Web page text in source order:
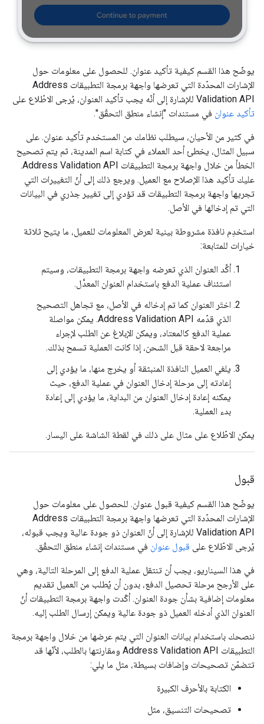
يوضّح هذا القسم كيفية تأكيد عنوان. للحصول على معلومات حول
الإشارات المحدّدة التي تعرضها واجهة برمجة التطبيقات Address
Validation API للإشارة إلى أنّه يجب تأكيد العنوان، يُرجى الاطّلاع على
تأكيد عنوان في مستندات "إنشاء منطق التحقّق".
في كثير من الأحيان، سيطلب نظامك من المستخدم تأكيد عنوان. على
سبيل المثال، يخطئ أحد العملاء في كتابة اسم المدينة، ثم يتم تصحيح
الخطأ من خلال واجهة برمجة التطبيقات Address Validation API.
عليك تأكيد هذا الإصلاح مع العميل. ويرجع ذلك إلى أنّ التغييرات التي
تجريها واجهة برمجة التطبيقات قد تؤدي إلى تغيير جذري في البيانات
التي تم إدخالها في الأصل.
استخدِم نافذة مشروطة بينية لعرض المعلومات للعميل، ما يتيح ثلاثة
خيارات للمتابعة:
أكِّد العنوان الذي تعرضه واجهة برمجة التطبيقات، وسيتم
استئناف عملية الدفع باستخدام العنوان المعدَّل.
اختَر العنوان كما تم إدخاله في الأصل، مع تجاهل التصحيح
الذي قدّمه Address Validation API. يمكن مواصلة
عملية الدفع كالمعتاد، ويمكن الإبلاغ عن الطلب لإجراء
مراجعة لاحقة قبل الشحن، إذا كانت العملية تسمح بذلك.
يلغي العميل النافذة المنبثقة أو يخرج منها، ما يؤدي إلى
إعادته إلى مرحلة إدخال العنوان في عملية الدفع، حيث
يمكنه إعادة إدخال العنوان من البداية، ما يؤدي إلى إعادة
بدء العملية.
يمكن الاطّلاع على مثال على ذلك في لقطة الشاشة على اليسار.
قبول
يوضّح هذا القسم كيفية قبول عنوان. للحصول على معلومات حول
الإشارات المحدّدة التي تعرضها واجهة برمجة التطبيقات Address
Validation API للإشارة إلى أنّ العنوان ذو جودة عالية ويجب قبوله،
يُرجى الاطّلاع على قبول عنوان في مستندات إنشاء منطق التحقّق.
في هذا السيناريو، يجب أن تنتقل عملية الدفع إلى المرحلة التالية، وهي
على الأرجح مرحلة تحصيل الدفع، بدون أن يُطلب من العميل تقديم
معلومات إضافية بشأن جودة العنوان. أكّدت واجهة برمجة التطبيقات أنّ
العنوان الذي أدخله العميل ذو جودة عالية ويمكن إرسال الطلب إليه.
ننصحك باستخدام بيانات العنوان التي يتم عرضها من خلال واجهة برمجة
التطبيقات Address Validation API ومقارنتها بالطلب، لأنّها قد
تتضمّن تصحيحات وإضافات بسيطة، مثل ما يلي:
الكتابة بالأحرف الكبيرة
تصحيحات التنسيق، مثل